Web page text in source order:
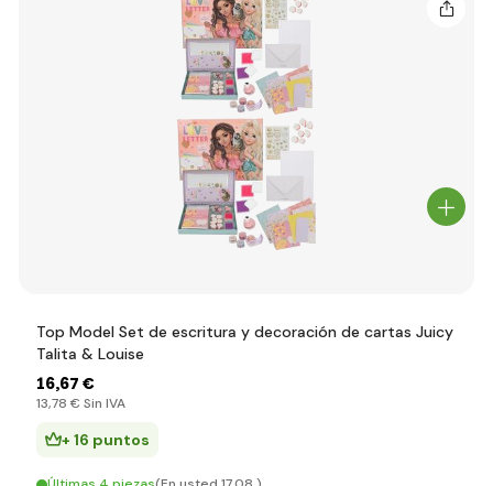
Top Model Set de escritura y decoración de cartas Juicy
Talita & Louise
16,67 €
13,78 € Sin IVA
+ 16 puntos